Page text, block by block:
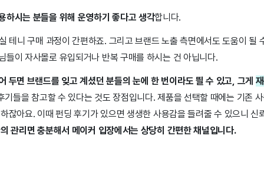
하시는 분들을 위해 운영하기 좋다고 생각합니다.
테니 구매 과정이 간편하죠. 그리고 브랜드 노출 측면에서도 도움이 될
들이 자사몰로 유입되거나 반복 구매를 하시는 건 아닙니다.
두면 브랜드를 잊고 계셨던 분들의 눈에 한 번이라도 띌 수 있고, 그게
기들을 참고할 수 있다는 것도 장점입니다. 제품을 선택할 때에는 기존
잖아요. 이때 펀딩 후기가 있으면 생생한 사용감을 들려줄 수 있으니 신
관리면 충분해서 메이커 입장에서는 상당히 간편한 채널입니다.